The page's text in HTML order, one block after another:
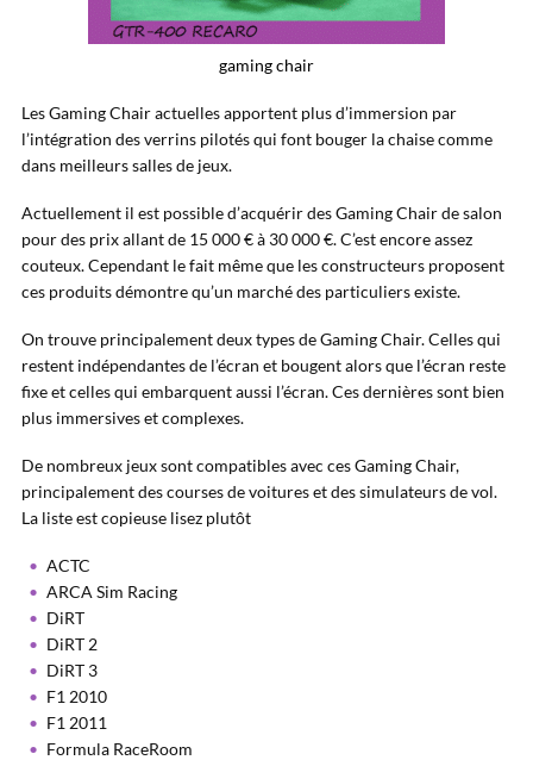
gaming chair
Les Gaming Chair actuelles apportent plus d’immersion par
l’intégration des verrins pilotés qui font bouger la chaise comme
dans meilleurs salles de jeux.
Actuellement il est possible d’acquérir des Gaming Chair de salon
pour des prix allant de 15 000 € à 30 000 €. C’est encore assez
couteux. Cependant le fait même que les constructeurs proposent
ces produits démontre qu’un marché des particuliers existe.
On trouve principalement deux types de Gaming Chair. Celles qui
restent indépendantes de l’écran et bougent alors que l’écran reste
fixe et celles qui embarquent aussi l’écran. Ces dernières sont bien
plus immersives et complexes.
De nombreux jeux sont compatibles avec ces Gaming Chair,
principalement des courses de voitures et des simulateurs de vol.
La liste est copieuse lisez plutôt
ACTC
ARCA Sim Racing
DiRT
DiRT 2
DiRT 3
F1 2010
F1 2011
Formula RaceRoom